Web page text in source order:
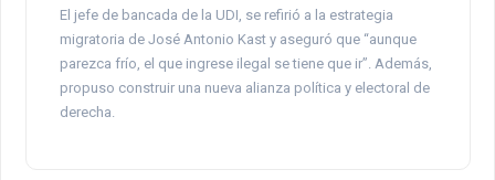
El jefe de bancada de la UDI, se refirió a la estrategia
migratoria de José Antonio Kast y aseguró que “aunque
parezca frío, el que ingrese ilegal se tiene que ir”. Además,
propuso construir una nueva alianza política y electoral de
derecha.